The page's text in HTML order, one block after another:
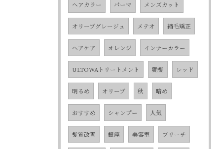
ヘアカラー パーマ メンズカット
オリーブグレージュ メテオ 縮毛矯正
ヘアケア オレンジ インナーカラー
ULTOWAトリートメント 艶髪 レッド
明るめ オリーブ 秋 暗め
おすすめ シャンプー 人気
髪質改善 銀座 美容室 ブリーチ